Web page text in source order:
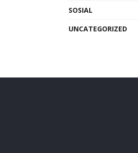
SOSIAL
UNCATEGORIZED